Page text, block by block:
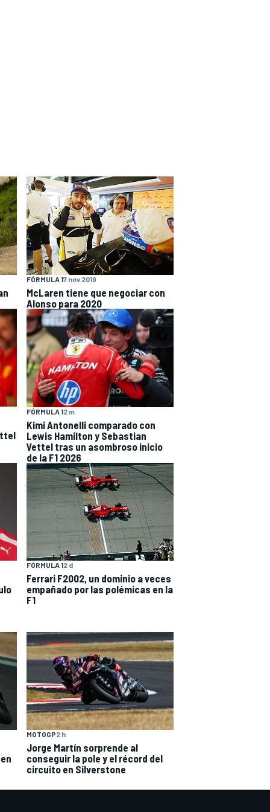
FÓRMULA 17 nov 2019
McLaren tiene que negociar con
Alonso para 2020
FÓRMULA 12 m
Kimi Antonelli comparado con
Lewis Hamilton y Sebastian
Vettel tras un asombroso inicio
de la F1 2026
FÓRMULA 12 d
Ferrari F2002, un dominio a veces
empañado por las polémicas en la
F1
MOTOGP2 h
Jorge Martín sorprende al
conseguir la pole y el récord del
circuito en Silverstone